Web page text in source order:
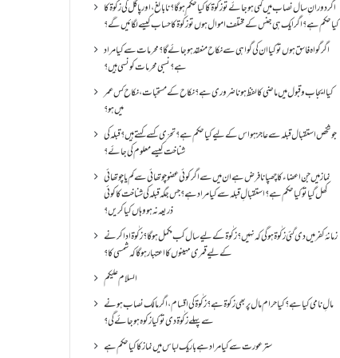
اگر دورانِ سال نصاب میں کمی ہو جائے تو زکٰوۃ کا کیا حکم ہو گا؟ نا بالغ ، اور پاگل کی زکٰوۃ کا
کیا حکم ہے؟ اگر ایک ہی جنس کے مختلف اموال ہوں تو زکٰوۃ کا حساب کیسے لگائیں گے؟
اگر گواہ فاسق ہوں تو کیا ان کی گواہی سے نکاح منعقد ہو جائے گا؟ محرمات سے کیا مراد
ہے؟ نسبی محرمات کونسی ہیں؟
کیا ایجاب و قبول میں ماضی کا لفظ ہونا ضروری ہے؟ نکاح کے مستحبات، نکاح کس عمر
میں ہو؟
جو شخص استقبال قبلہ سے عاجز ہو اس کے لیے کیا حکم ہے؟ تحرّی کسے کہتے ہیں؟ قبلہ کی
شناخت کیسے معلوم کی جائے؟
نماز میں جن اعضاء کا چھپانا فرض ہے ان میں سے اگر کوئی عضو چوتھائی سے کم یا چوتھائی
کھل گیا تو کیا حکم ہے؟استقبالِ قبلہ سے کیا مراد ہے؟جس جگہ قبلہ کی شناخت کا کوئی
ذریعہ نہ ہو وہاں کیا کریں؟
زمانۂ کفر میں دی گئی زکٰوۃ ہو گی کہ نہیں؟زکٰوۃ کے لیے سال کب مکمل ہو گا؟زکٰوۃ ادا کرنے
کے لیے قمری مہینوں کا اعتبار ہو گا کہ شمسی کا؟
السلام علیکم
مالِ نامی کیا ہے؟ کیا حرام مال پر بھی زکوۃ ہے؟ زکٰوۃ کی اقسام ،اگر مالک نصاب ہونے
سے پہلے زکٰوۃ دی تو کیا زکوه ہو جائےگی؟
ستر عورت سے کیا مراد ہے باریک لباس میں نماز کا کیا حکم ہے